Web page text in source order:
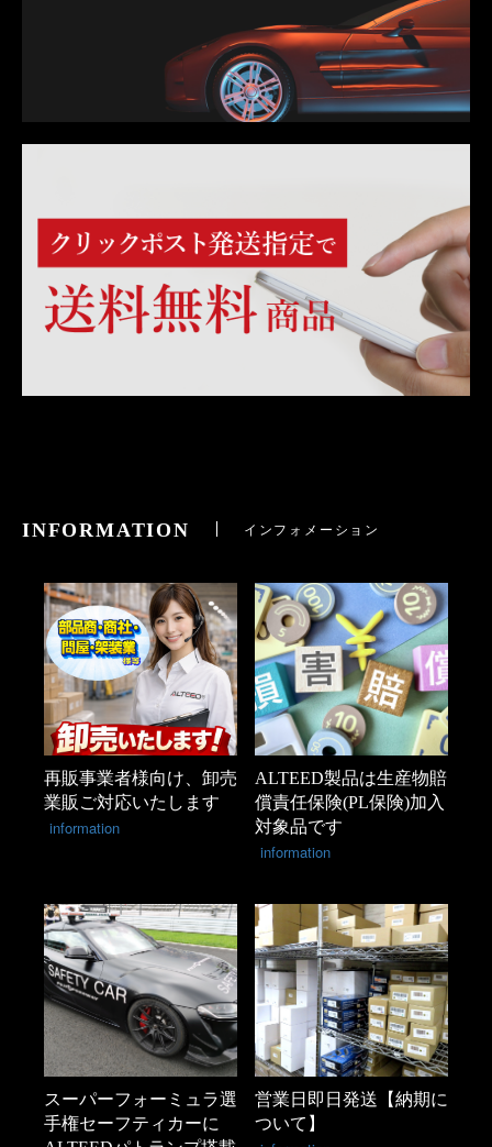
INFORMATION インフォメーション
再販事業者様向け、卸売
業販ご対応いたします
information
ALTEED製品は生産物賠
償責任保険(PL保険)加入
対象品です
information
スーパーフォーミュラ選
手権セーフティカーに
営業日即日発送【納期に
ついて】